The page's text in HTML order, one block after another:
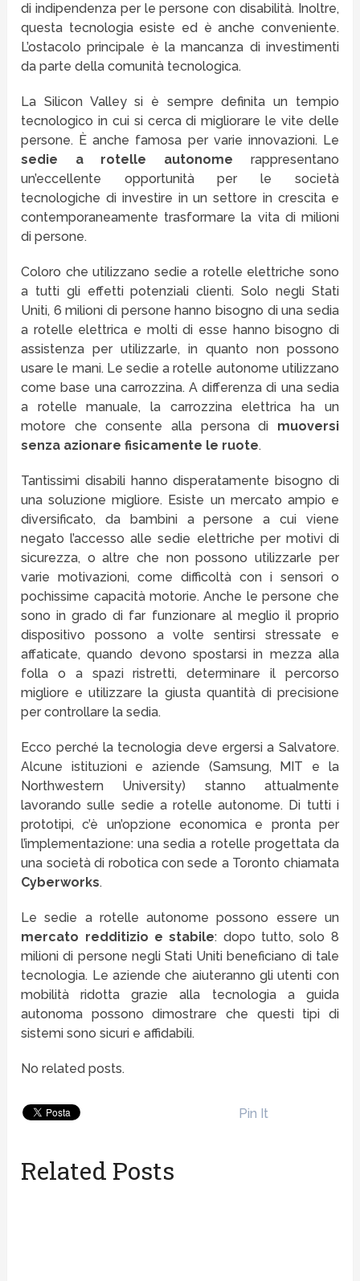
di indipendenza per le persone con disabilità. Inoltre,
questa tecnologia esiste ed è anche conveniente.
L’ostacolo principale è la mancanza di investimenti
da parte della comunità tecnologica.
La Silicon Valley si è sempre definita un tempio
tecnologico in cui si cerca di migliorare le vite delle
persone. È anche famosa per varie innovazioni. Le
sedie a rotelle autonome rappresentano
un’eccellente opportunità per le società
tecnologiche di investire in un settore in crescita e
contemporaneamente trasformare la vita di milioni
di persone.
Coloro che utilizzano sedie a rotelle elettriche sono
a tutti gli effetti potenziali clienti. Solo negli Stati
Uniti, 6 milioni di persone hanno bisogno di una sedia
a rotelle elettrica e molti di esse hanno bisogno di
assistenza per utilizzarle, in quanto non possono
usare le mani. Le sedie a rotelle autonome utilizzano
come base una carrozzina. A differenza di una sedia
a rotelle manuale, la carrozzina elettrica ha un
motore che consente alla persona di muoversi
senza azionare fisicamente le ruote.
Tantissimi disabili hanno disperatamente bisogno di
una soluzione migliore. Esiste un mercato ampio e
diversificato, da bambini a persone a cui viene
negato l’accesso alle sedie elettriche per motivi di
sicurezza, o altre che non possono utilizzarle per
varie motivazioni, come difficoltà con i sensori o
pochissime capacità motorie. Anche le persone che
sono in grado di far funzionare al meglio il proprio
dispositivo possono a volte sentirsi stressate e
affaticate, quando devono spostarsi in mezza alla
folla o a spazi ristretti, determinare il percorso
migliore e utilizzare la giusta quantità di precisione
per controllare la sedia.
Ecco perché la tecnologia deve ergersi a Salvatore.
Alcune istituzioni e aziende (Samsung, MIT e la
Northwestern University) stanno attualmente
lavorando sulle sedie a rotelle autonome. Di tutti i
prototipi, c’è un’opzione economica e pronta per
l’implementazione: una sedia a rotelle progettata da
una società di robotica con sede a Toronto chiamata
Cyberworks.
Le sedie a rotelle autonome possono essere un
mercato redditizio e stabile: dopo tutto, solo 8
milioni di persone negli Stati Uniti beneficiano di tale
tecnologia. Le aziende che aiuteranno gli utenti con
mobilità ridotta grazie alla tecnologia a guida
autonoma possono dimostrare che questi tipi di
sistemi sono sicuri e affidabili.
No related posts.
Pin It
Related Posts